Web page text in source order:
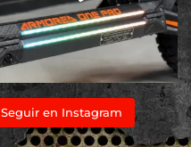
Seguir en Instagram